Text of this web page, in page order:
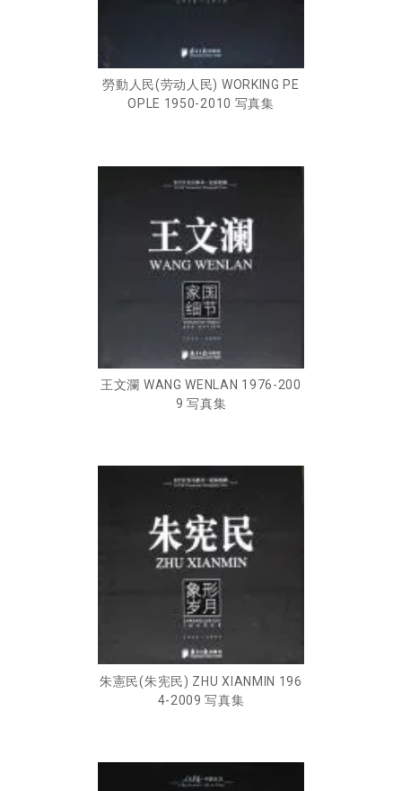
勞動人民(劳动人民) WORKING PE
OPLE 1950-2010 写真集
王文瀾 WANG WENLAN 1976-200
9 写真集
朱憲民(朱宪民) ZHU XIANMIN 196
4-2009 写真集